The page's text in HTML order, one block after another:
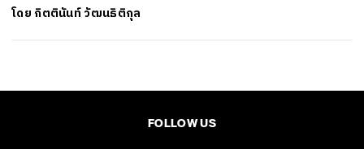
โดย กิตตินันท์ วัฒนธิติกุล
FOLLOW US